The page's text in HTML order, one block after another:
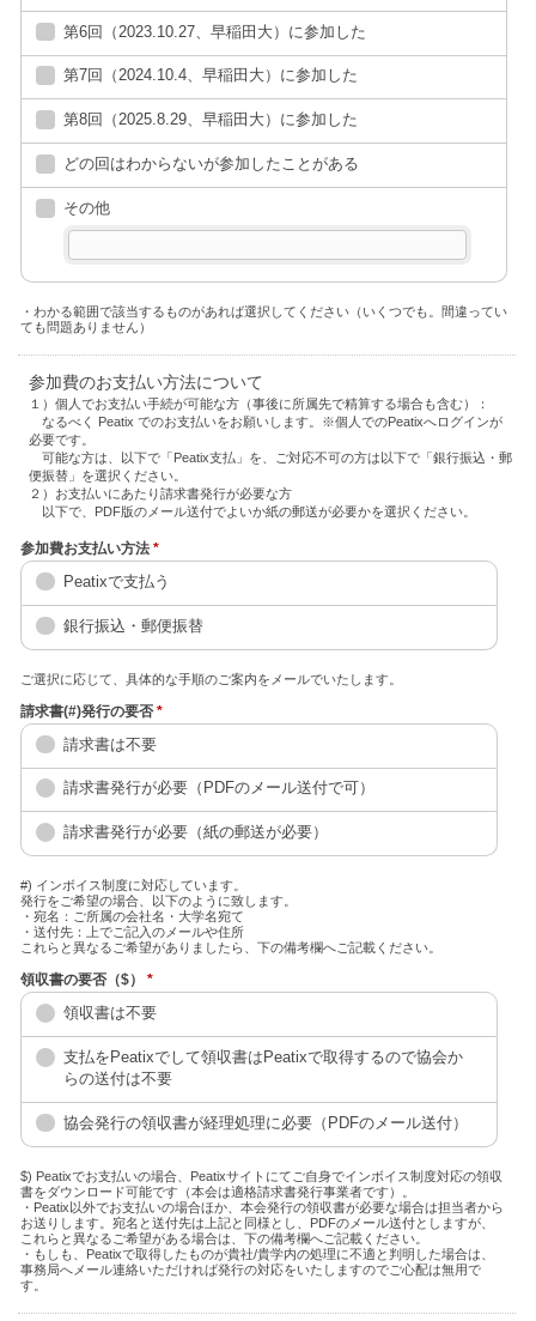
第6回（2023.10.27、早稲田大）に参加した
第7回（2024.10.4、早稲田大）に参加した
第8回（2025.8.29、早稲田大）に参加した
どの回はわからないが参加したことがある
その他
・わかる範囲で該当するものがあれば選択してください（いくつでも。間違ってい
ても問題ありません）
参加費のお支払い方法について
１）個人でお支払い手続が可能な方（事後に所属先で精算する場合も含む）：
なるべく Peatix でのお支払いをお願いします。※個人でのPeatixへログインが
必要です。
可能な方は、以下で「Peatix支払」を、ご対応不可の方は以下で「銀行振込・郵
便振替」を選択ください。
２）お支払いにあたり請求書発行が必要な方
以下で、PDF版のメール送付でよいか紙の郵送が必要かを選択ください。
参加費お支払い方法 *
Peatixで支払う
銀行振込・郵便振替
ご選択に応じて、具体的な手順のご案内をメールでいたします。
請求書(#)発行の要否*
請求書は不要
請求書発行が必要（PDFのメール送付で可）
請求書発行が必要（紙の郵送が必要）
#) インボイス制度に対応しています。
発行をご希望の場合、以下のように致します。
・宛名：ご所属の会社名・大学名宛て
・送付先：上でご記入のメールや住所
これらと異なるご希望がありましたら、下の備考欄へご記載ください。
領収書の要否（$） *
領収書は不要
支払をPeatixでして領収書はPeatixで取得するので協会か
らの送付は不要
協会発行の領収書が経理処理に必要（PDFのメール送付）
$) Peatixでお支払いの場合、Peatixサイトにてご自身でインボイス制度対応の領収
書をダウンロード可能です（本会は適格請求書発行事業者です）。
・Peatix以外でお支払いの場合ほか、本会発行の領収書が必要な場合は担当者から
お送りします。宛名と送付先は上記と同様とし、PDFのメール送付としますが、
これらと異なるご希望がある場合は、下の備考欄へご記載ください。
・もしも、Peatixで取得したものが貴社/貴学内の処理に不適と判明した場合は、
事務局へメール連絡いただければ発行の対応をいたしますのでご心配は無用で
す。